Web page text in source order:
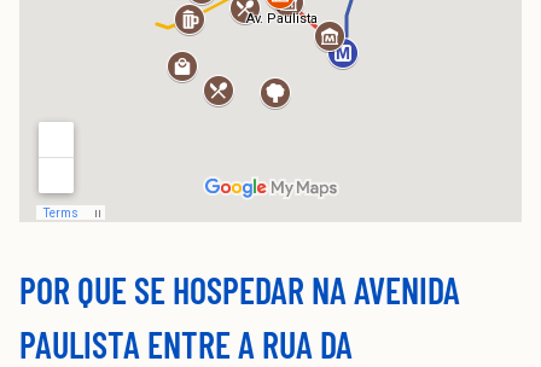
POR QUE SE HOSPEDAR NA AVENIDA
PAULISTA ENTRE A RUA DA